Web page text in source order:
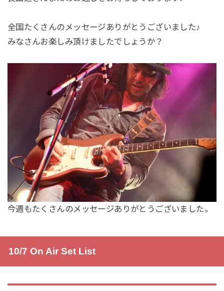
全国たくさんのメッセージありがとうございました♪
みなさんお楽しみ頂けましたでしょうか？
今週もたくさんのメッセージありがとうございました。
10/7 On Air Set List